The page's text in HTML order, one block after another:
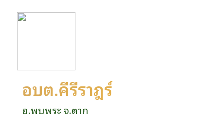
อบต.คีรีราษฎร์
อ.พบพระ จ.ตาก